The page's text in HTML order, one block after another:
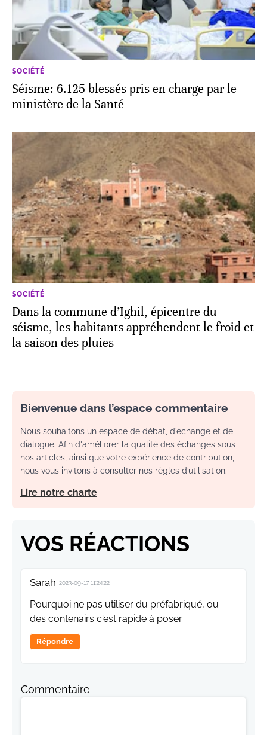
SOCIÉTÉ
Séisme: 6.125 blessés pris en charge par le
ministère de la Santé
SOCIÉTÉ
Dans la commune d’Ighil, épicentre du
séisme, les habitants appréhendent le froid et
la saison des pluies
Bienvenue dans l’espace commentaire
Nous souhaitons un espace de débat, d’échange et de
dialogue. Afin d'améliorer la qualité des échanges sous
nos articles, ainsi que votre expérience de contribution,
nous vous invitons à consulter nos règles d’utilisation.
Lire notre charte
VOS RÉACTIONS
Sarah 2023-09-17 11:24:22
Pourquoi ne pas utiliser du préfabriqué, ou
des contenairs c'est rapide à poser.
Répondre
Commentaire